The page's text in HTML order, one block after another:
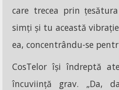
care trecea prin țesătura
simți și tu această
ea, concentrându-se
CosTelor își îndreptă
încuviință grav. „Da,